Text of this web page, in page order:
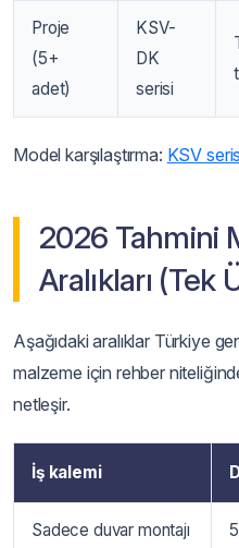
Proje
(5+
adet)
KSV-
DK
serisi
Model karşılaştırma: KSV
2026 Tahmini
Aralıkları (Tek
Aşağıdaki aralıklar Türkiye
malzeme için rehber
netleşir.
İş kalemi
Sadece duvar montajı